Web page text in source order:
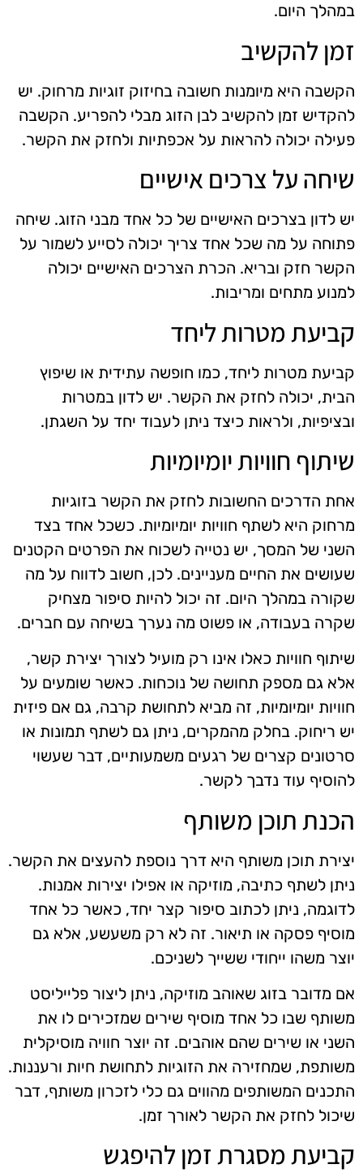
במהלך היום.
זמן להקשיב
הקשבה היא מיומנות חשובה בחיזוק זוגיות מרחוק. יש
להקדיש זמן להקשיב לבן הזוג מבלי להפריע. הקשבה
פעילה יכולה להראות על אכפתיות ולחזק את הקשר.
שיחה על צרכים אישיים
יש לדון בצרכים האישיים של כל אחד מבני הזוג. שיחה
פתוחה על מה שכל אחד צריך יכולה לסייע לשמור על
הקשר חזק ובריא. הכרת הצרכים האישיים יכולה
למנוע מתחים ומריבות.
קביעת מטרות ליחד
קביעת מטרות ליחד, כמו חופשה עתידית או שיפוץ
הבית, יכולה לחזק את הקשר. יש לדון במטרות
ובציפיות, ולראות כיצד ניתן לעבוד יחד על השגתן.
שיתוף חוויות יומיומיות
אחת הדרכים החשובות לחזק את הקשר בזוגיות
מרחוק היא לשתף חוויות יומיומיות. כשכל אחד בצד
השני של המסך, יש נטייה לשכוח את הפרטים הקטנים
שעושים את החיים מעניינים. לכן, חשוב לדווח על מה
שקורה במהלך היום. זה יכול להיות סיפור מצחיק
שקרה בעבודה, או פשוט מה נערך בשיחה עם חברים.
שיתוף חוויות כאלו אינו רק מועיל לצורך יצירת קשר,
אלא גם מספק תחושה של נוכחות. כאשר שומעים על
חוויות יומיומיות, זה מביא לתחושת קרבה, גם אם פיזית
יש ריחוק. בחלק מהמקרים, ניתן גם לשתף תמונות או
סרטונים קצרים של רגעים משמעותיים, דבר שעשוי
להוסיף עוד נדבך לקשר.
הכנת תוכן משותף
יצירת תוכן משותף היא דרך נוספת להעצים את הקשר.
ניתן לשתף כתיבה, מוזיקה או אפילו יצירות אמנות.
לדוגמה, ניתן לכתוב סיפור קצר יחד, כאשר כל אחד
מוסיף פסקה או תיאור. זה לא רק משעשע, אלא גם
יוצר משהו ייחודי ששייך לשניכם.
אם מדובר בזוג שאוהב מוזיקה, ניתן ליצור פלייליסט
משותף שבו כל אחד מוסיף שירים שמזכירים לו את
השני או שירים שהם אוהבים. זה יוצר חוויה מוסיקלית
משותפת, שמחזירה את הזוגיות לתחושת חיות ורעננות.
התכנים המשותפים מהווים גם כלי לזכרון משותף, דבר
שיכול לחזק את הקשר לאורך זמן.
קביעת מסגרת זמן להיפגש